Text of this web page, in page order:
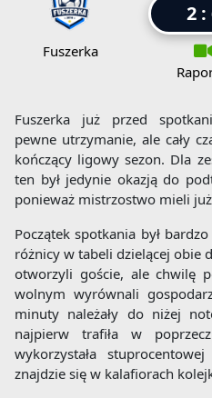
Fuszerka
2 :
Fuszerka już przed
pewne utrzymanie, ale cały
kończący ligowy sezon. Dla
ten był jedynie okazją do
ponieważ mistrzostwo mieli
Początek spotkania był
różnicy w tabeli dzielącej obie
otworzyli goście, ale chwilę
wolnym wyrównali
minuty należały do niżej
najpierw trafiła w
wykorzystała
znajdzie się w kalafiorach